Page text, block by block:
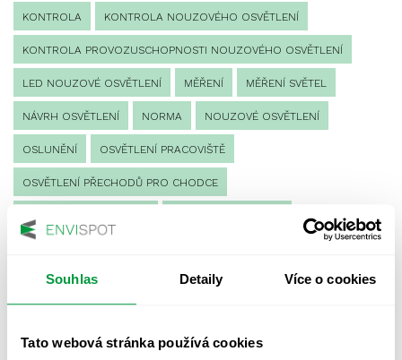
Souhlas Detaily Více o cookies
Tato webová stránka používá cookies
KONTROLA KONTROLA NOUZOVÉHO OSVĚTLENÍ
KONTROLA PROVOZUSCHOPNOSTI NOUZOVÉHO OSVĚTLENÍ
LED NOUZOVÉ OSVĚTLENÍ MĚŘENÍ MĚŘENÍ SVĚTEL
NÁVRH OSVĚTLENÍ NORMA NOUZOVÉ OSVĚTLENÍ
OSLUNĚNÍ OSVĚTLENÍ PRACOVIŠTĚ
OSVĚTLENÍ PŘECHODŮ PRO CHODCE
PROVOZNÍ DENÍK NOUZOVÉHO OSVĚTLENÍ
UMĚLÉ OSVĚTLENÍ VEŘEJNÉ OSVĚTLENÍ